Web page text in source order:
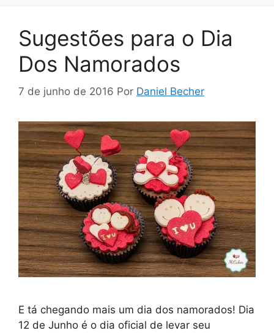
Sugestões para o Dia
Dos Namorados
7 de junho de 2016 Por Daniel Becher
E tá chegando mais um dia dos namorados! Dia
12 de Junho é o dia oficial de levar seu